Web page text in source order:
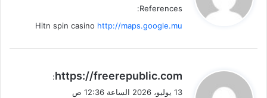
ل
References:
Hitn spin casino http://maps.google.mu
ي
ق
https://freerepublic.com
:
13 يوليو، 2026 الساعة 12:36 ص